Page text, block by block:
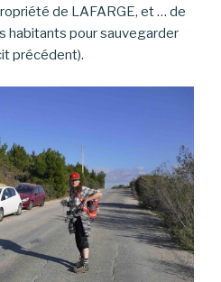
de LAFARGE, et … de
habitants pour sauvegarder
précédent).